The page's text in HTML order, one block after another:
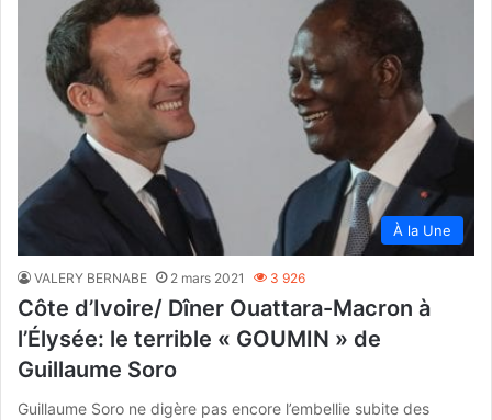
À la Une
VALERY BERNABE 2 mars 2021 3 926
Côte d’Ivoire/ Dîner Ouattara-Macron à
l’Élysée: le terrible « GOUMIN » de
Guillaume Soro
Guillaume Soro ne digère pas encore l’embellie subite des